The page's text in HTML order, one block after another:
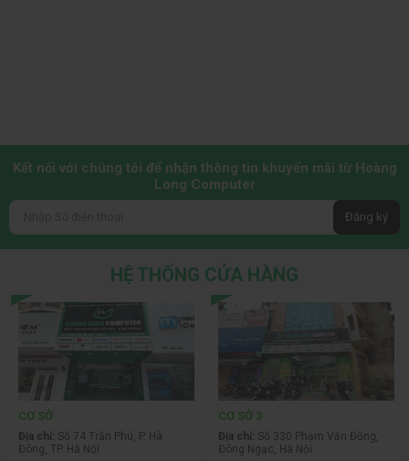
Kết nối với chúng tôi để nhận thông tin khuyến mãi từ Hoàng
Long Computer
Đăng ký
HỆ THỐNG CỬA HÀNG
CƠ SỞ
Địa chỉ: Số 74 Trần Phú, P. Hà
Đông, TP. Hà Nội
CƠ SỞ 3
Địa chỉ: Số 330 Phạm Văn Đồng,
Đông Ngạc, Hà Nội